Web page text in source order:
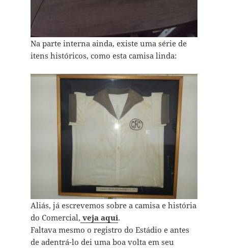
Na parte interna ainda, existe uma série de
itens históricos, como esta camisa linda:
Aliás, já escrevemos sobre a camisa e história
do Comercial, veja aqui.
Faltava mesmo o registro do Estádio e antes
de adentrá-lo dei uma boa volta em seu